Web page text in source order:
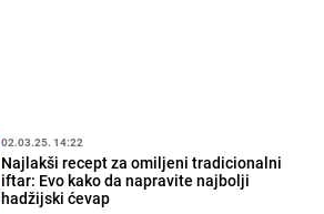
02.03.25. 14:22
Najlakši recept za omiljeni tradicionalni
iftar: Evo kako da napravite najbolji
hadžijski ćevap